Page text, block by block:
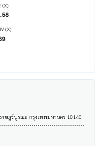
(X)
(X)
ษฎร์บูรณะ กรุงเทพมหานคร 10140